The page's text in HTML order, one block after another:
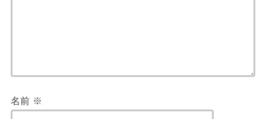
名前 ※